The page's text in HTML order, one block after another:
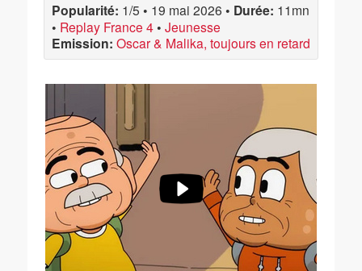
Popularité: 1/5 • 19 mai 2026 • Durée: 11mn
• Replay France 4 • Jeunesse
Emission: Oscar & Malika, toujours en retard